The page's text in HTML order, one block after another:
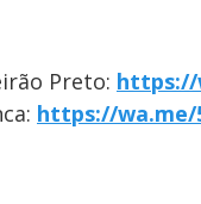
Preto: https://
https://wa.me/